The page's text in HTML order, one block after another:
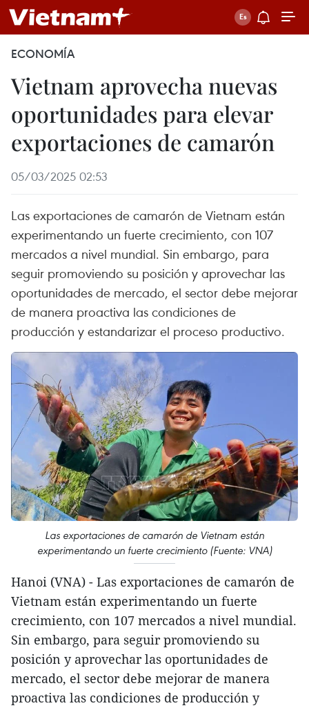
ECONOMÍA
Vietnam aprovecha nuevas
oportunidades para elevar
exportaciones de camarón
05/03/2025 02:53
Las exportaciones de camarón de Vietnam están
experimentando un fuerte crecimiento, con 107
mercados a nivel mundial. Sin embargo, para
seguir promoviendo su posición y aprovechar las
oportunidades de mercado, el sector debe mejorar
de manera proactiva las condiciones de
producción y estandarizar el proceso productivo.
Las exportaciones de camarón de Vietnam están
experimentando un fuerte crecimiento (Fuente: VNA)
Hanoi (VNA) - Las exportaciones de camarón de
Vietnam están experimentando un fuerte
crecimiento, con 107 mercados a nivel mundial.
Sin embargo, para seguir promoviendo su
posición y aprovechar las oportunidades de
mercado, el sector debe mejorar de manera
proactiva las condiciones de producción y